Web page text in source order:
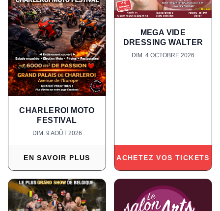
CHARLEROI MOTO
FESTIVAL
DIM. 9 AOÛT 2026
EN SAVOIR PLUS
MEGA VIDE
DRESSING WALTER
DIM. 4 OCTOBRE 2026
ACHETEZ VOS TICKETS